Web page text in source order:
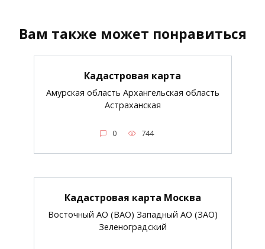
Вам также может понравиться
Кадастровая карта
Амурская область Архангельская область
Астраханская
0 744
Кадастровая карта Москва
Восточный АО (ВАО) Западный АО (ЗАО)
Зеленоградский